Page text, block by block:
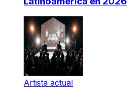
Artista actual